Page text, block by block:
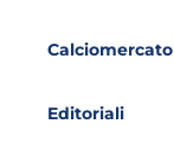
Calciomercato
Editoriali